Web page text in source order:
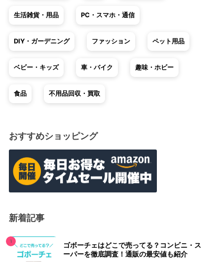
生活雑貨・用品 PC・スマホ・通信
DIY・ガーデニング ファッション ペット用品
ベビー・キッズ 車・バイク 趣味・ホビー
食品 不用品回収・買取
おすすめショッピング
新着記事
ゴボーチェはどこで売ってる？コンビニ・ス
ーパーを徹底調査！通販の最安値も紹介